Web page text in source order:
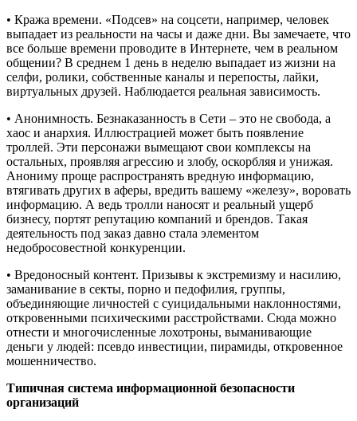
• Кража времени. «Подсев» на соцсети, например, человек
выпадает из реальности на часы и даже дни. Вы замечаете, что
все больше времени проводите в Интернете, чем в реальном
общении? В среднем 1 день в неделю выпадает из жизни на
селфи, ролики, собственные каналы и перепосты, лайки,
виртуальных друзей. Наблюдается реальная зависимость.
• Анонимность. Безнаказанность в Сети – это не свобода, а
хаос и анархия. Иллюстрацией может быть появление
троллей. Эти персонажи вымещают свои комплексы на
остальных, проявляя агрессию и злобу, оскорбляя и унижая.
Анониму проще распространять вредную информацию,
втягивать других в аферы, вредить вашему «железу», воровать
информацию. А ведь тролли наносят и реальный ущерб
бизнесу, портят репутацию компаний и брендов. Такая
деятельность под заказ давно стала элементом
недобросовестной конкуренции.
• Вредоносный контент. Призывы к экстремизму и насилию,
заманивание в секты, порно и педофилия, группы,
объединяющие личностей с суицидальными наклонностями,
откровенными психическими расстройствами. Сюда можно
отнести и многочисленные лохотроны, выманивающие
деньги у людей: псевдо инвестиции, пирамиды, откровенное
мошенничество.
Типичная система информационной безопасности
организаций